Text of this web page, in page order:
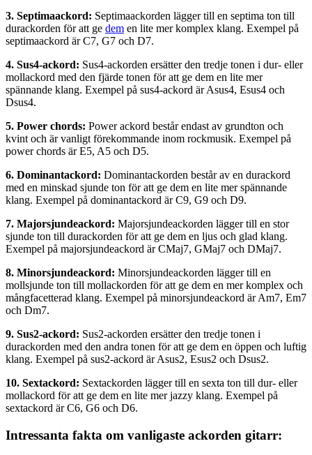
3. Septimaackord: Septimaackorden lägger till en septima ton till
durackorden för att ge dem en lite mer komplex klang. Exempel på
septimaackord är C7, G7 och D7.
4. Sus4-ackord: Sus4-ackorden ersätter den tredje tonen i dur- eller
mollackord med den fjärde tonen för att ge dem en lite mer
spännande klang. Exempel på sus4-ackord är Asus4, Esus4 och
Dsus4.
5. Power chords: Power ackord består endast av grundton och
kvint och är vanligt förekommande inom rockmusik. Exempel på
power chords är E5, A5 och D5.
6. Dominantackord: Dominantackorden består av en durackord
med en minskad sjunde ton för att ge dem en lite mer spännande
klang. Exempel på dominantackord är C9, G9 och D9.
7. Majorsjundeackord: Majorsjundeackorden lägger till en stor
sjunde ton till durackorden för att ge dem en ljus och glad klang.
Exempel på majorsjundeackord är CMaj7, GMaj7 och DMaj7.
8. Minorsjundeackord: Minorsjundeackorden lägger till en
mollsjunde ton till mollackorden för att ge dem en mer komplex och
mångfacetterad klang. Exempel på minorsjundeackord är Am7, Em7
och Dm7.
9. Sus2-ackord: Sus2-ackorden ersätter den tredje tonen i
durackorden med den andra tonen för att ge dem en öppen och luftig
klang. Exempel på sus2-ackord är Asus2, Esus2 och Dsus2.
10. Sextackord: Sextackorden lägger till en sexta ton till dur- eller
mollackord för att ge dem en lite mer jazzy klang. Exempel på
sextackord är C6, G6 och D6.
Intressanta fakta om vanligaste ackorden gitarr: